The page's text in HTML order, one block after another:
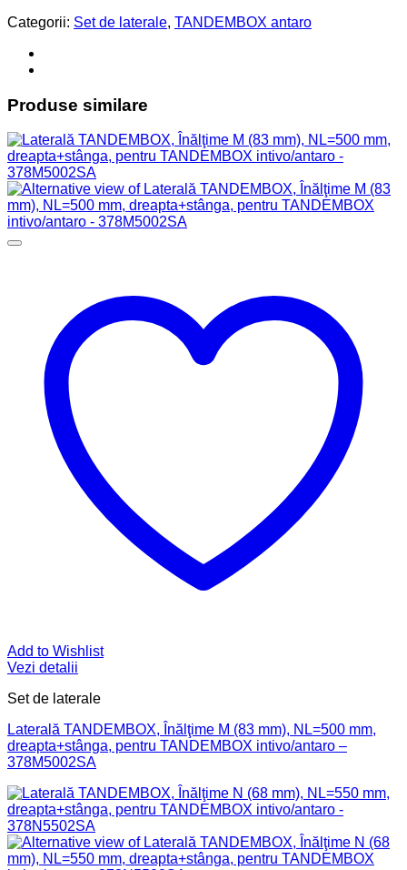
Categorii: Set de laterale, TANDEMBOX antaro
Produse similare
Add to Wishlist
Vezi detalii
Set de laterale
Laterală TANDEMBOX, Înălţime M (83 mm), NL=500 mm,
dreapta+stânga, pentru TANDEMBOX intivo/antaro –
378M5002SA